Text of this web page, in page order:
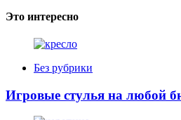
Это интересно
Без рубрики
Игровые стулья на любой